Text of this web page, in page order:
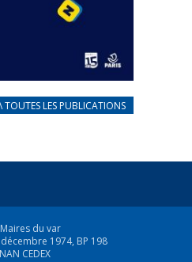
au mieux les réfugiés
\ TOUTES LES PUBLICATIONS
du var
1974, BP 198
CEDEX